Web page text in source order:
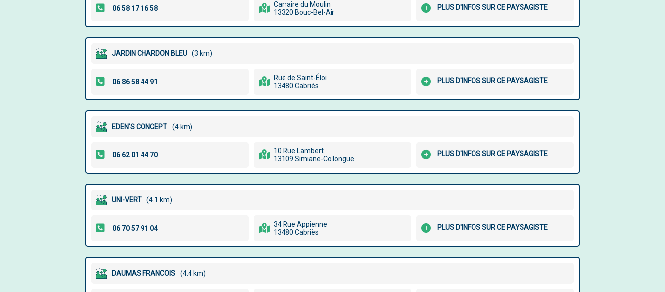
Carraire du Moulin
13320 Bouc-Bel-Air
PLUS D'INFOS SUR CE PAYSAGISTE
JARDIN CHARDON BLEU (3 km)
Rue de Saint-Éloi
13480 Cabriès
PLUS D'INFOS SUR CE PAYSAGISTE
EDEN'S CONCEPT (4 km)
10 Rue Lambert
13109 Simiane-Collongue
PLUS D'INFOS SUR CE PAYSAGISTE
UNI-VERT (4.1 km)
34 Rue Appienne
13480 Cabriès
PLUS D'INFOS SUR CE PAYSAGISTE
DAUMAS FRANCOIS (4.4 km)